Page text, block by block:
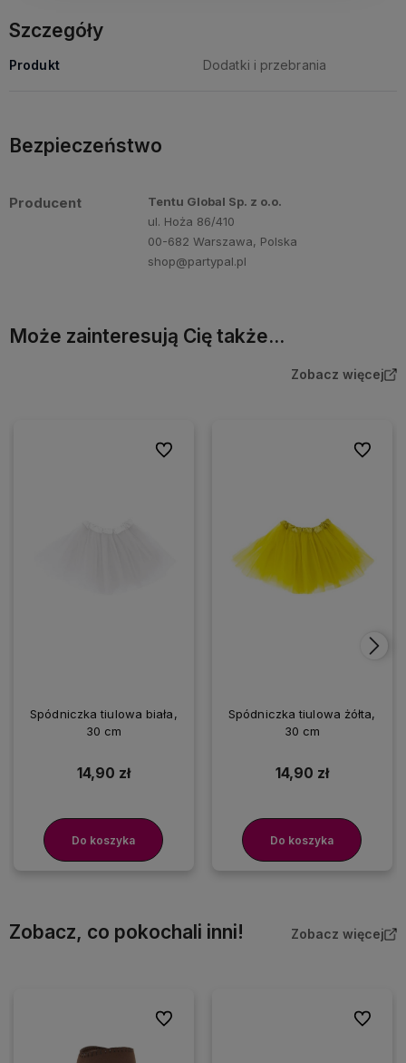
Szczegóły
Produkt Dodatki i przebrania
Bezpieczeństwo
Producent
Tentu Global Sp. z o.o.
ul. Hoża 86/410
00-682 Warszawa, Polska
shop@partypal.pl
Może zainteresują Cię także...
Zobacz więcej
Spódniczka tiulowa biała,
30 cm
14,90 zł
Do koszyka
Do ulubionych
Spódniczka tiulowa żółta,
30 cm
14,90 zł
Do koszyka
Do
Zobacz, co pokochali inni! Zobacz więcej
Do ulubionych Do